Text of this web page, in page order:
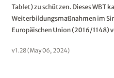
Tablet) zu schützen. Dieses WBT
Weiterbildungsmaßnahmen im
Europäischen Union (2016/1148)
v1.28 (May 06, 2024)